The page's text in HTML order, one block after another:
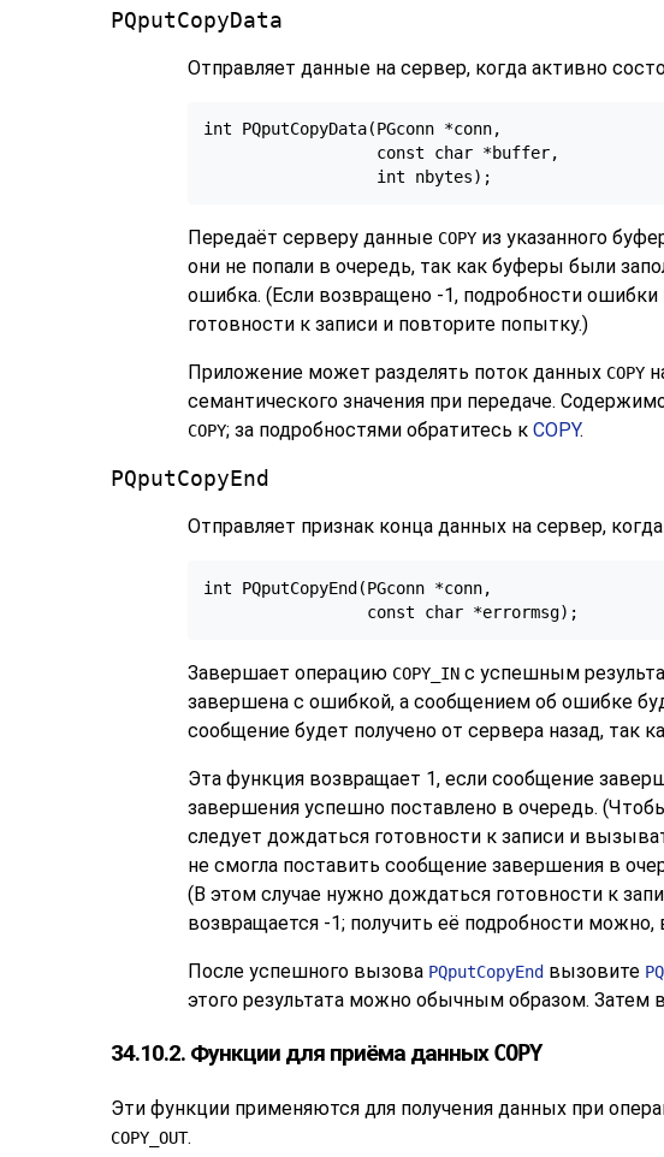
PQputCopyData
Отправляет данные на сервер, когда активно
int PQputCopyData(PGconn *conn,
                  const char *buffer,
Передаёт серверу данные COPY из указанного
они не попали в очередь, так как буферы были
ошибка. (Если возвращено -1, подробности
готовности к записи и повторите попытку.)
Приложение может разделять поток данных COPY
семантического значения при передаче.
COPY; за подробностями обратитесь к COPY.
PQputCopyEnd
Отправляет признак конца данных на сервер,
int PQputCopyEnd(PGconn *conn,
Завершает операцию COPY_IN с успешным
завершена с ошибкой, а сообщением об ошибке
сообщение будет получено от сервера назад, так
Эта функция возвращает 1, если сообщение
завершения успешно поставлено в очередь.
следует дождаться готовности к записи и
не смогла поставить сообщение завершения в
(В этом случае нужно дождаться готовности к
возвращается -1; получить её подробности можно,
После успешного вызова PQputCopyEnd вызовите
этого результата можно обычным образом. Затем
34.10.2. Функции для приёма данныхCOPY
Эти функции применяются для получения данных при
COPY_OUT.